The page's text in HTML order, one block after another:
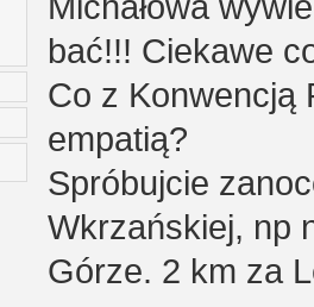
bać!!! Ciekawe
Co z Konwencją
empatią?
Spróbujcie
Wkrzańskiej, np
Górze. 2 km za